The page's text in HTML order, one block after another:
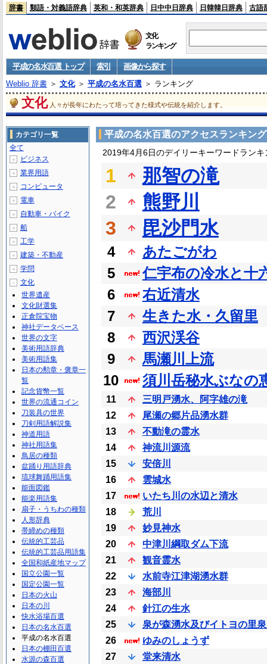
辞書 類語・対義語辞典 英和・和英辞典 日中中日辞典 日韓韓日辞典 古語
文化
ランキング
平成の名水百選 トップ 索引
画像から探す
Weblio 辞書＞ 文化＞ 平成の名水百選＞ ランキング
文化 人々が長年にわたって培ってきた様式や伝統を紹介します。
平成の名水百選のアクセスランキング
2019年4月6日のデイリーキーワードランキ
1
那智の滝
2
熊野川
3
毘沙門水
4
あたごがわ
5
仁宇布の冷水と十
6
右近清水
7
生きた水・久留里
8
西沢渓谷
9
馬瀬川上流
10
須川岳秘水ぶなの
11
三明戸湧水、阿字雄の滝
12
尾瀬の郷片品湧水群
13
不動滝の霊水
14
神流川源流
15
安倍川
16
雲城水
17
いたち川の水辺と清水
18
荒川
19
妙見神水
20
中津川綱取ダム下流
21
観音霊水
22
水前寺江津湖湧水群
23
海部川
24
針江の生水
25
泉が森湧水及びイトヨの里
26
ゆみのしょうず
27
堂来清水
カテゴリ一覧
全て
＋ ビジネス
＋ 業界用語
＋ コンピュータ
＋ 電車
＋ 自動車・バイク
＋ 船
＋ 工学
＋ 建築・不動産
＋ 学問
－
文化
世界遺産
文化財選集
正倉院宝物
神社データベース
世界の文字
美術用語辞典
美術用語集
日本の勲章・褒章一
覧
記念貨幣一覧
世界の流通コイン
刀装具の世界
刀剣用語解説集
神道用語
神社用語集
鳥居の種類
盆踊り用語辞典
琉球舞踊用語集
能面図鑑
能楽用語集
扇子・うちわの種類
人形辞典
帯締めの種類
伝統的工芸品
伝統的工芸品用語集
全国和紙産地マップ
国立公園一覧
国定公園一覧
日本の火山
日本の川
快水浴場百選
日本の名水百選
平成の名水百選
日本の棚田百選
水源の森百選